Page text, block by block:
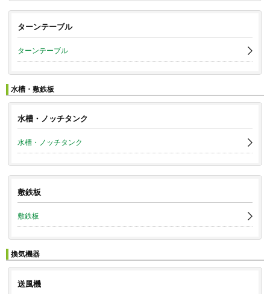
ターンテーブル
ターンテーブル
水槽・敷鉄板
水槽・ノッチタンク
水槽・ノッチタンク
敷鉄板
敷鉄板
換気機器
送風機